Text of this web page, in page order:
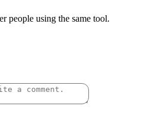
people using the same tool.